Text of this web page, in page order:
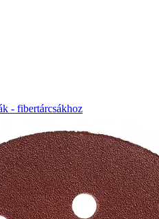
- fibertárcsákhoz